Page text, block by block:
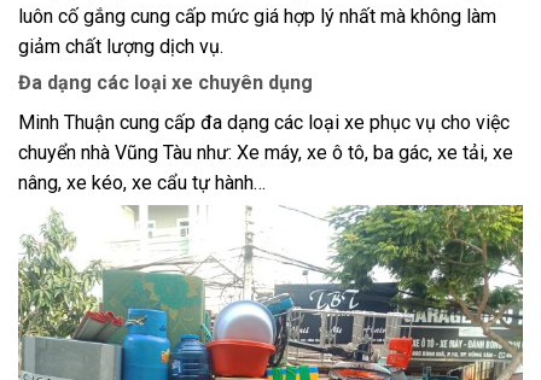
luôn cố gắng cung cấp mức giá hợp lý nhất mà không làm
giảm chất lượng dịch vụ.
Đa dạng các loại xe chuyên dụng
Minh Thuận cung cấp đa dạng các loại xe phục vụ cho việc
chuyển nhà Vũng Tàu như: Xe máy, xe ô tô, ba gác, xe tải, xe
nâng, xe kéo, xe cẩu tự hành…